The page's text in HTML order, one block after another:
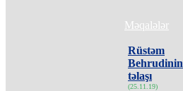
Məqalələr
Rüstəm
Behrudinin
təlaşı
(25.11.19)